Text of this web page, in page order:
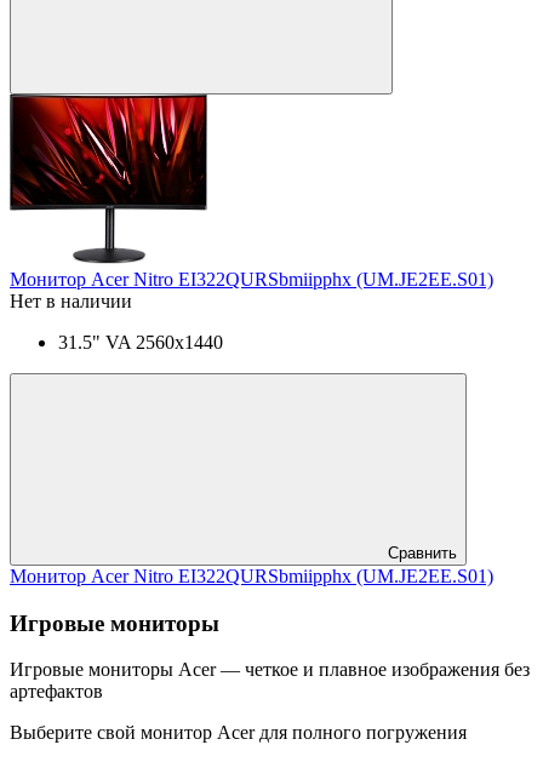
Монитор Acer Nitro EI322QURSbmiipphx (UM.JE2EE.S01)
Нет в наличии
31.5" VA 2560x1440
Сравнить
Монитор Acer Nitro EI322QURSbmiipphx (UM.JE2EE.S01)
Игровые мониторы
Игровые мониторы Acer — четкое и плавное изображения без
артефактов
Выберите свой монитор Acer для полного погружения